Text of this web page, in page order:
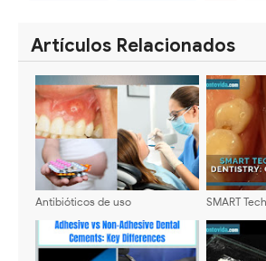
Artículos Relacionados
Antibióticos de uso
Consideraciones en su elección
SMART
Children